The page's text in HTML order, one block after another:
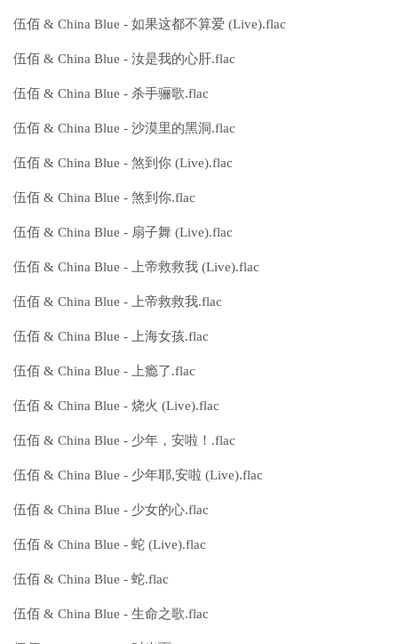
伍佰 & China Blue - 如果这都不算爱 (Live).flac
伍佰 & China Blue - 汝是我的心肝.flac
伍佰 & China Blue - 杀手骊歌.flac
伍佰 & China Blue - 沙漠里的黑洞.flac
伍佰 & China Blue - 煞到你 (Live).flac
伍佰 & China Blue - 煞到你.flac
伍佰 & China Blue - 扇子舞 (Live).flac
伍佰 & China Blue - 上帝救救我 (Live).flac
伍佰 & China Blue - 上帝救救我.flac
伍佰 & China Blue - 上海女孩.flac
伍佰 & China Blue - 上瘾了.flac
伍佰 & China Blue - 烧火 (Live).flac
伍佰 & China Blue - 少年，安啦！.flac
伍佰 & China Blue - 少年耶,安啦 (Live).flac
伍佰 & China Blue - 少女的心.flac
伍佰 & China Blue - 蛇 (Live).flac
伍佰 & China Blue - 蛇.flac
伍佰 & China Blue - 生命之歌.flac